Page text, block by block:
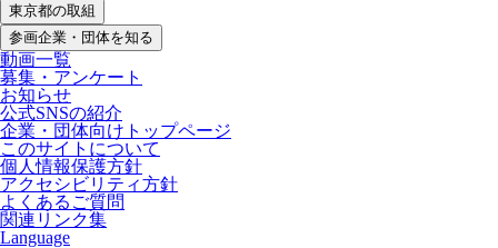
東京都の取組
参画企業・団体を知る
動画一覧
募集・アンケート
お知らせ
公式SNSの紹介
企業・団体向けトップページ
このサイトについて
個人情報保護方針
アクセシビリティ方針
よくあるご質問
関連リンク集
Language